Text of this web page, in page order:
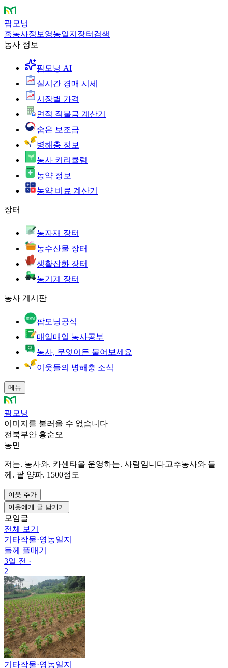
팜모닝
홈농사정보 영농일지 장터 검색
농사 정보
팜모닝 AI
실시간 경매 시세
시장별 가격
면적 직불금 계산기
숨은 보조금
병해충 정보
농사 커리큘럼
농약 정보
농약 비료 계산기
장터
농자재 장터
농수산물 장터
생활잡화 장터
농기계 장터
농사 게시판
팜모닝공식
매일매일 농사공부
농사, 무엇이든 물어보세요
이웃들의 병해충 소식
메뉴
팜모닝
이미지를 불러올 수 없습니다
전북부안 홍순오
농민
저는. 농사와. 카센타을 운영하는. 사람임니다고추농사와 들
께. 팥 양파. 1500정도
이웃 추가
이웃에게 글 남기기
모임글
전체 보기
기타작물·영농일지
들께 플매기
3일 전 ·
2
기타작물·영농일지